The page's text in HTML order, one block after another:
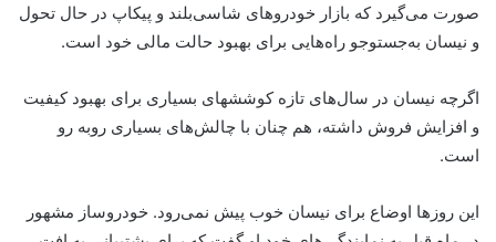
صورت می‌گیرد که بازار خودروهای شاسی‌بلند و پیکاپ در حال تحول
و نیسان به‌جستوجو راه‌هایی برای بهبود حالت مالی خود است.
اگرچه نیسان در سال‌های تازه کوششهای بسیاری برای بهبود کیفیت
و افزایش فروش داشته، هم چنان با چالش‌های بسیاری روبه رو
است.
این روزها اوضاع برای نیسان خوب پیش نمی‌رود. خودروساز مشهور